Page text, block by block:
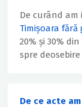
De curând am
Timișoara fără
20% și 30%
spre
De ce acte